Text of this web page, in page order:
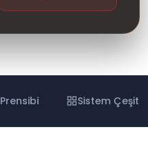
Sistem